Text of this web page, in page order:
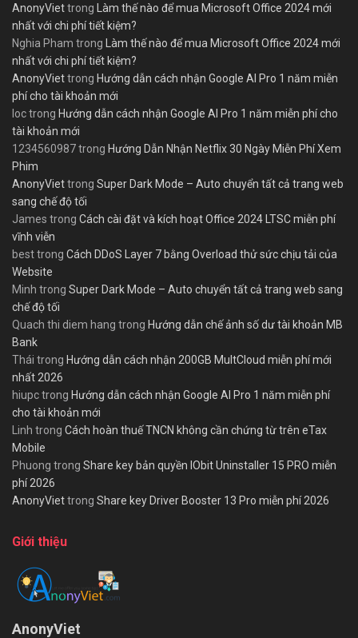
AnonyViettrong
Làm thế nào để mua Microsoft Office 2024 mới
nhất với chi phí tiết kiệm?
Nghia Pham trong
Làm thế nào để mua Microsoft Office 2024 mới
nhất với chi phí tiết kiệm?
AnonyViettrong Hướng dẫn cách nhận Google AI Pro 1 năm miễn
phí cho tài khoản mới
loctrong Hướng dẫn cách nhận Google AI Pro 1 năm miễn phí cho
tài khoản mới
1234560987trong Hướng Dẫn Nhận Netflix 30 Ngày Miễn Phí Xem
Phim
AnonyViettrong Super Dark Mode – Auto chuyển tất cả trang web
sang chế độ tối
James trong Cách cài đặt và kích hoạt Office 2024 LTSC miễn phí
vĩnh viễn
besttrong Cách DDoS Layer 7 bằng Overload thử sức chịu tải của
Website
Minh trong Super Dark Mode – Auto chuyển tất cả trang web sang
chế độ tối
Quach thi diem hang trong Hướng dẫn chế ảnh số dư tài khoản MB
Bank
Thái trong Hướng dẫn cách nhận 200GB MultCloud miễn phí mới
nhất 2026
hiupctrong Hướng dẫn cách nhận Google AI Pro 1 năm miễn phí
cho tài khoản mới
Linh trong Cách hoàn thuế TNCN không cần chứng từ trên eTax
Mobile
Phuong trong Share key bản quyền IObit Uninstaller 15 PRO miễn
phí 2026
AnonyViettrong Share key Driver Booster 13 Pro miễn phí 2026
Giới thiệu
AnonyViet